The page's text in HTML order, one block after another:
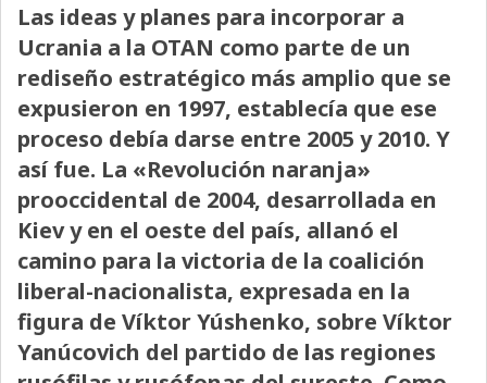
Las ideas y planes para incorporar a
Ucrania a la OTAN como parte de un
rediseño estratégico más amplio que se
expusieron en 1997, establecía que ese
proceso debía darse entre 2005 y 2010. Y
así fue. La «Revolución naranja»
prooccidental de 2004, desarrollada en
Kiev y en el oeste del país, allanó el
camino para la victoria de la coalición
liberal-nacionalista, expresada en la
figura de Víktor Yúshenko, sobre Víktor
Yanúcovich del partido de las regiones